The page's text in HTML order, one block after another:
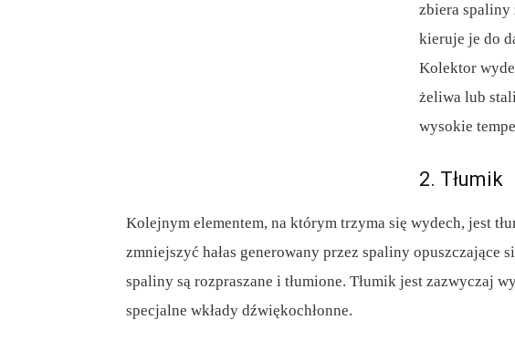
zbiera
kieruje je do
Kolektor
żeliwa lub
wysokie
2. Tłumik
Kolejnym elementem, na którym trzyma się wydech, jest
zmniejszyć hałas generowany przez spaliny opuszczające
spaliny są rozpraszane i tłumione. Tłumik jest zazwyczaj
specjalne wkłady dźwiękochłonne.